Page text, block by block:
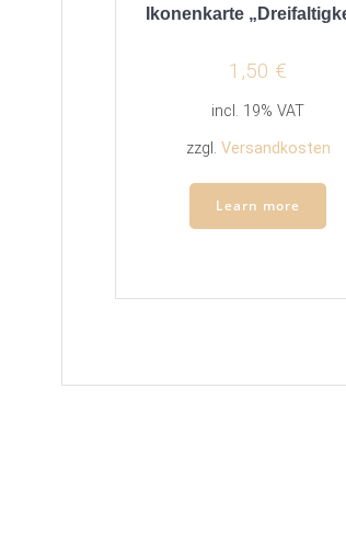
Ikonenkarte
1,50 €
incl. 19% VAT
zzgl. Versandkosten
Learn more